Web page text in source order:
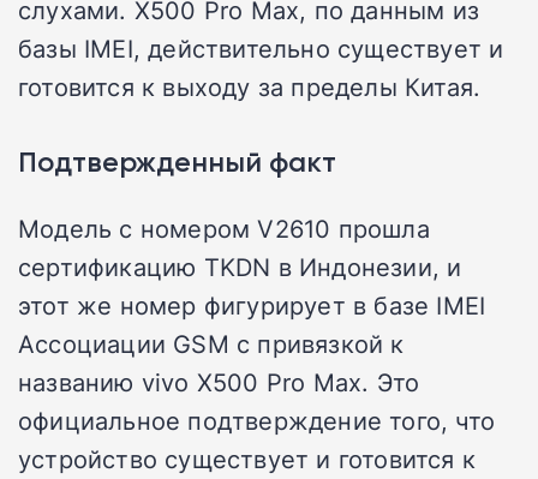
слухами. X500 Pro Max, по данным из
базы IMEI, действительно существует и
готовится к выходу за пределы Китая.
Подтвержденный факт
Модель с номером V2610 прошла
сертификацию TKDN в Индонезии, и
этот же номер фигурирует в базе IMEI
Ассоциации GSM с привязкой к
названию vivo X500 Pro Max. Это
официальное подтверждение того, что
устройство существует и готовится к